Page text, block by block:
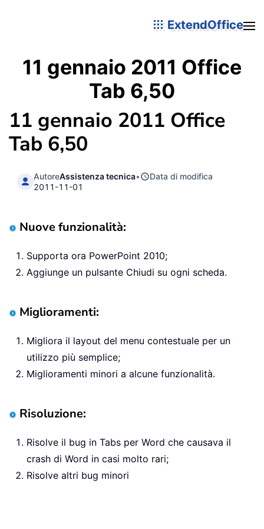
ExtendOffice
11 gennaio 2011 Office
Tab 6,50
11 gennaio 2011 Office
Tab 6,50
AutoreAssistenza tecnica•
Data di modifica
2011-11-01
Nuove funzionalità:
Supporta ora PowerPoint 2010;
Aggiunge un pulsante Chiudi su ogni scheda.
Miglioramenti:
Migliora il layout del menu contestuale per un
utilizzo più semplice;
Miglioramenti minori a alcune funzionalità.
Risoluzione:
Risolve il bug in Tabs per Word che causava il
crash di Word in casi molto rari;
Risolve altri bug minori